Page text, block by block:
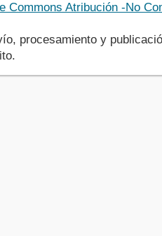
Commons Atribución -No
procesamiento y